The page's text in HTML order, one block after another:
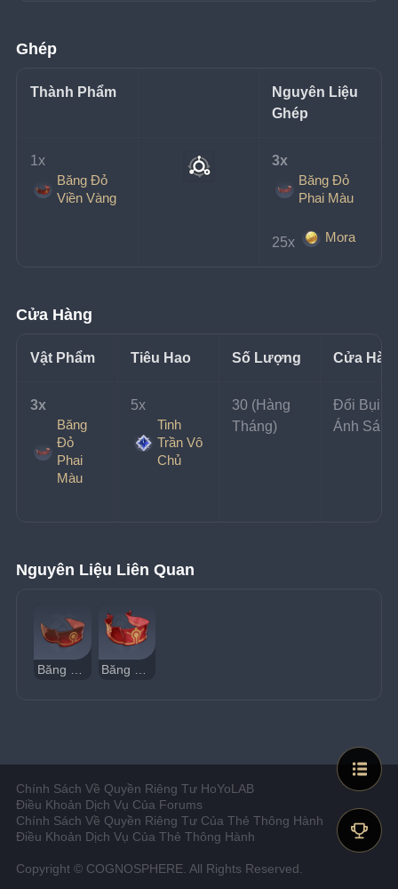
Ghép
Thành Phẩm
Nguyên Liệu
Ghép
1x
Băng Đỏ
Viền Vàng
3x
Băng Đỏ
Phai Màu
25x Mora
Cửa Hàng
Vật Phẩm Tiêu Hao Số Lượng Cửa
3x
Băng
Đỏ
Phai
Màu
5x
Tinh
Trần Vô
Chủ
30 (Hàng
Tháng)
Đổi Bụi
Ánh Sáng
Nguyên Liệu Liên Quan
Chính Sách Về Quyền Riêng Tư HoYoLAB
Điều Khoản Dịch Vụ Của Forums
Chính Sách Về Quyền Riêng Tư Của Thẻ Thông Hành
Điều Khoản Dịch Vụ Của Thẻ Thông Hành
Copyright © COGNOSPHERE. All Rights Reserved.